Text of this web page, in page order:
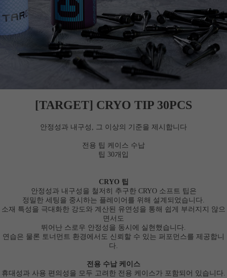
[TARGET] CRYO TIP 30PCS
안정성과 내구성, 그 이상의 기준을 제시합니다
전용 팁 케이스 수납
팁 30개입
CRYO 팁
안정성과 내구성을 철저히 추구한 CRYO 소프트 팁은
정밀한 세팅을 중시하는 플레이어를 위해 설계되었습니다.
소재 특성을 극대화한 강도와 계산된 유연성을 통해 쉽게 부러지지 않으
면서도
뛰어난 스로우 안정성을 동시에 실현했습니다.
연습은 물론 토너먼트 환경에서도 신뢰할 수 있는 퍼포먼스를 제공합니
다.
전용 수납 케이스
휴대성과 사용 편의성을 모두 고려한 전용 케이스가 포함되어 있습니다.